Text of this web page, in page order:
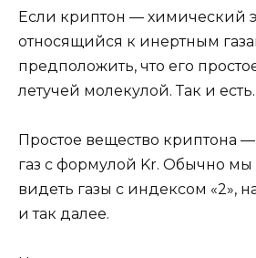
Если криптон — химический
относящийся к инертным
предположить, что его
летучей молекулой. Так и есть.
Простое вещество криптона
газ с формулой Kr. Обычно
видеть газы с индексом «2»,
и так далее.